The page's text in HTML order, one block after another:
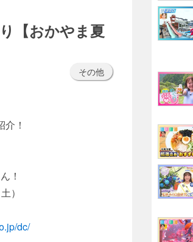
【おかやま夏
その他
！
！
）
dc/